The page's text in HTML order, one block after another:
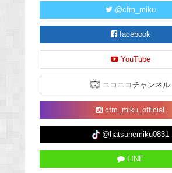
@cfm_miku
facebook
YouTube
ニコニコチャンネル
cfm_miku_official
@hatsunemiku0831
LINE